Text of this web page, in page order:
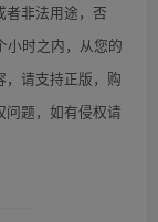
者非法用途，否
小时之内，从您的
，请支持正版，购
问题，如有侵权请